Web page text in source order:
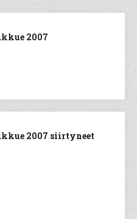
2007
2007 siirtyneet